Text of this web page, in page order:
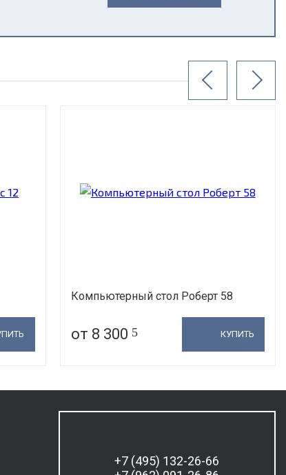
Компьютерный стол Роберт 58
от 8 300 5 КУПИТЬ
+7 (495) 132-26-66